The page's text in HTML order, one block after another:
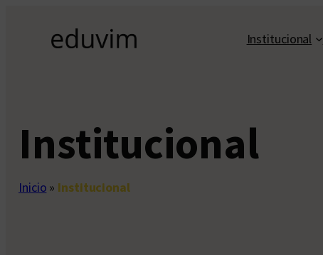
contenido
Institucional
Institucional
Inicio » Institucional